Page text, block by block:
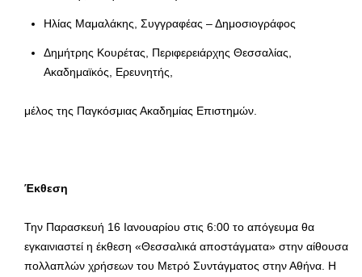
Ηλίας Μαμαλάκης, Συγγραφέας – Δημοσιογράφος
Δημήτρης Κουρέτας, Περιφερειάρχης Θεσσαλίας,
Ακαδημαϊκός, Ερευνητής,
μέλος της Παγκόσμιας Ακαδημίας Επιστημών.
Έκθεση
Την Παρασκευή 16 Ιανουαρίου στις 6:00 το απόγευμα θα
εγκαινιαστεί η έκθεση «Θεσσαλικά αποστάγματα» στην αίθουσα
πολλαπλών χρήσεων του Μετρό Συντάγματος στην Αθήνα. Η